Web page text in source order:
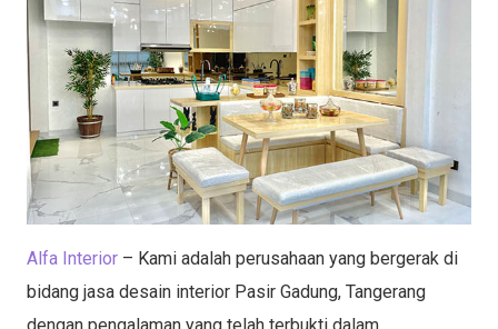
Alfa Interior – Kami adalah perusahaan yang bergerak di
bidang jasa desain interior Pasir Gadung, Tangerang
dengan pengalaman yang telah terbukti dalam